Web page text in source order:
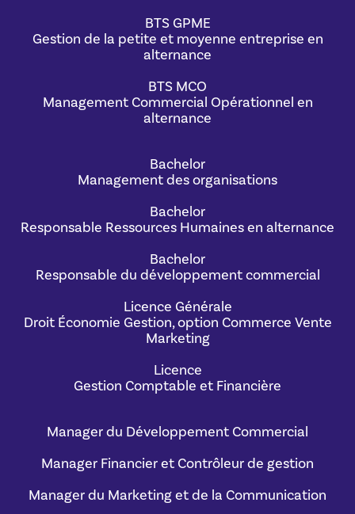
BTS GPME
Gestion de la petite et moyenne entreprise en
alternance
BTS MCO
Management Commercial Opérationnel en
alternance
Bachelor
Management des organisations
Bachelor
Responsable Ressources Humaines en alternance
Bachelor
Responsable du développement commercial
Licence Générale
Droit Économie Gestion, option Commerce Vente
Marketing
Licence
Gestion Comptable et Financière
Manager du Développement Commercial
Manager Financier et Contrôleur de gestion
Manager du Marketing et de la Communication